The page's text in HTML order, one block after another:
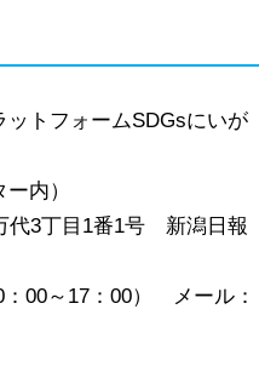
トフォームSDGsにいが
内）
代3丁目1番1号 新潟日報
：00～17：00） メール：